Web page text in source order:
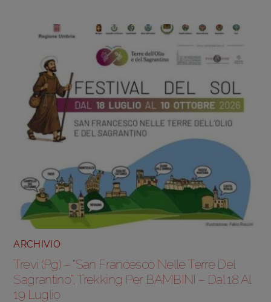
ARCHIVIO
Trevi (Pg) – “San Francesco Nelle Terre Del
Sagrantino”, Trekking Per BAMBINI – Dal 18 Al
19 Luglio